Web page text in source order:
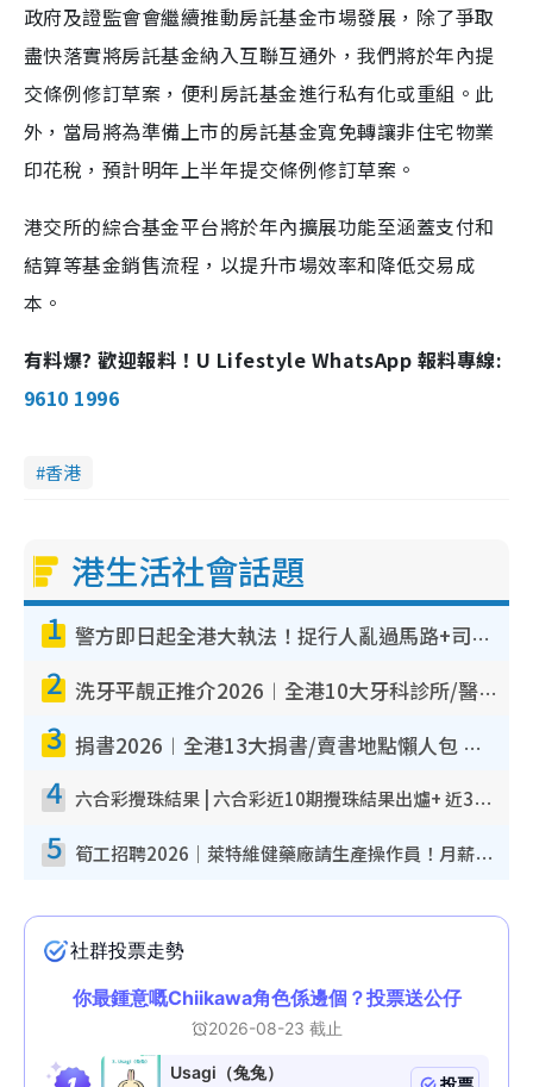
政府及證監會會繼續推動房託基金市場發展，除了爭取
盡快落實將房託基金納入互聯互通外，我們將於年內提
交條例修訂草案，便利房託基金進行私有化或重組。此
外，當局將為準備上市的房託基金寬免轉讓非住宅物業
印花稅，預計明年上半年提交條例修訂草案。
港交所的綜合基金平台將於年內擴展功能至涵蓋支付和
結算等基金銷售流程，以提升市場效率和降低交易成
本。
有料爆? 歡迎報料！U Lifestyle WhatsApp 報料專線:
9610 1996
香港
港生活社會話題
1 警方即日起全港大執法！捉行人亂過馬路+司機不專注駕駛！亂過馬路罰$2000
2 洗牙平靚正推介2026︱全港10大牙科診所/醫院懶人包 夜診至8點/鎮靜潔牙/醫療券適用
3 捐書2026︱全港13大捐書/賣書地點懶人包 二手課本最高$150＋舊書換免費咖啡/戲票
4 六合彩攪珠結果 | 六合彩近10期攪珠結果出爐+ 近30期最旺熱門中獎號碼
5 筍工招聘2026｜萊特維健藥廠請生產操作員！月薪高達$1.7萬 冷氣廠房/五天工作/保證雙糧